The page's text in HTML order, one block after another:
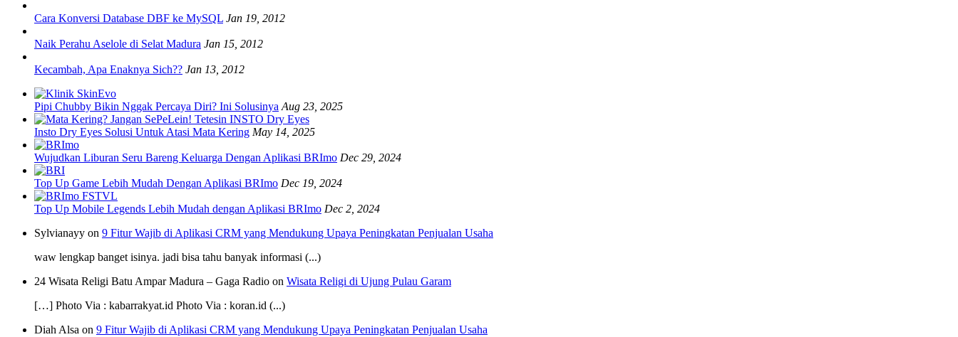
Cara Konversi Database DBF ke MySQL Jan 19, 2012
Naik Perahu Aselole di Selat Madura Jan 15, 2012
Kecambah, Apa Enaknya Sich?? Jan 13, 2012
Pipi Chubby Bikin Nggak Percaya Diri? Ini Solusinya Aug 23, 2025
Insto Dry Eyes Solusi Untuk Atasi Mata Kering May 14, 2025
Wujudkan Liburan Seru Bareng Keluarga Dengan Aplikasi BRImo Dec 29, 2024
Top Up Game Lebih Mudah Dengan Aplikasi BRImo Dec 19, 2024
Top Up Mobile Legends Lebih Mudah dengan Aplikasi BRImo Dec 2, 2024
Sylvianayy on 9 Fitur Wajib di Aplikasi CRM yang Mendukung Upaya Peningkatan Penjualan Usaha
waw lengkap banget isinya. jadi bisa tahu banyak informasi (...)
24 Wisata Religi Batu Ampar Madura – Gaga Radio on Wisata Religi di Ujung Pulau Garam
[…] Photo Via : kabarrakyat.id Photo Via : koran.id (...)
Diah Alsa on 9 Fitur Wajib di Aplikasi CRM yang Mendukung Upaya Peningkatan Penjualan Usaha